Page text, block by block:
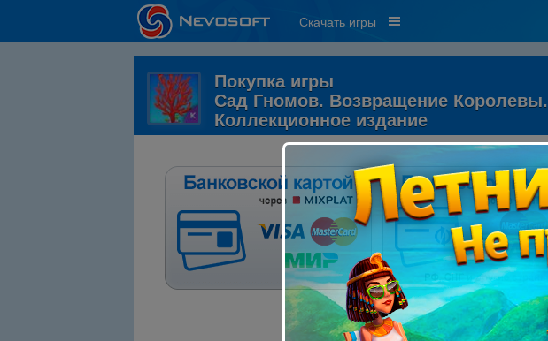
Скачать игры
Покупка игры
Сад Гномов. Возвращение Королевы.
Коллекционное издание